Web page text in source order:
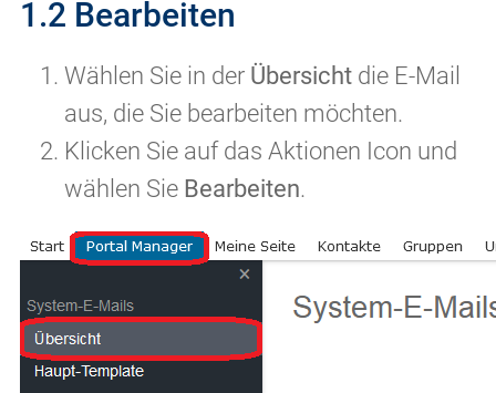
1.2 Bearbeiten
Wählen Sie in der Übersichtdie E-Mail
aus, die Sie bearbeiten möchten.
Klicken Sie auf das Aktionen Icon und
wählen SieBearbeiten.